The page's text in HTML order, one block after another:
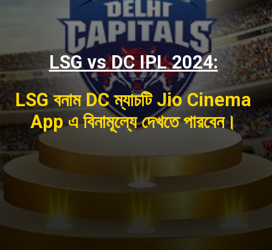
LSG vs DC IPL 2024:
LSG বনাম DC ম্যাচটি Jio Cinema
App এ বিনামূল্যে দেখতে পারবেন।